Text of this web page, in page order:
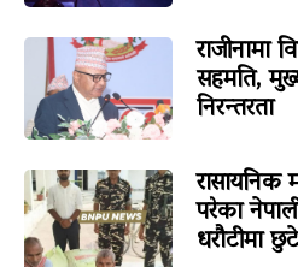
राजीनामा
सहमति,
निरन्तरता
रासायनिक
परेका
धरौटीमा छुटे